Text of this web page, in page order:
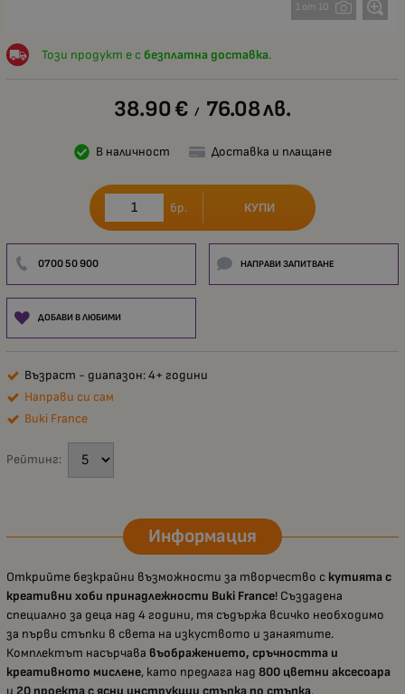
1 от 10
Този продукт е с безплатна доставка.
38.90 € / 76.08лв.
В наличност Доставка и плащане
бр. КУПИ
0700 50 900 НАПРАВИ ЗАПИТВАНЕ
ДОБАВИ В ЛЮБИМИ
Възраст - диапазон: 4+ години
Направи си сам
Buki France
Рейтинг:
Информация
Открийте безкрайни възможности за творчество с кутията с
креативни хоби принадлежности Buki France! Създадена
специално за деца над 4 години, тя съдържа всичко необходимо
за първи стъпки в света на изкуството и занаятите.
Комплектът насърчава въображението, сръчността и
креативното мислене, като предлага над 800 цветни аксесоара
и 20 проекта с ясни инструкции стъпка по стъпка.